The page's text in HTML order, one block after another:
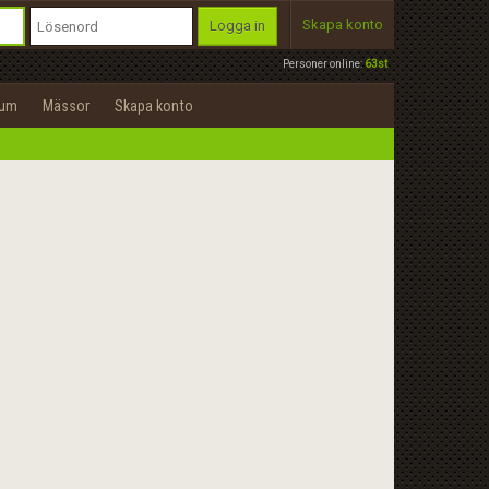
Personer online:63st
Logga in Skapa konto
Mässor Skapa konto